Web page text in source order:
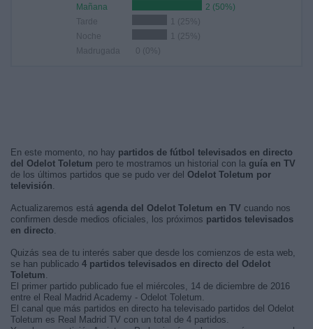
Mañana
2 (50%)
Tarde
1 (25%)
Noche
1 (25%)
Madrugada
0 (0%)
En este momento, no hay partidos de fútbol televisados en directo
del Odelot Toletum pero te mostramos un historial con la guía en TV
de los últimos partidos que se pudo ver del Odelot Toletum por
televisión.
Actualizaremos está agenda del Odelot Toletum en TV cuando nos
confirmen desde medios oficiales, los próximos partidos televisados
en directo.
Quizás sea de tu interés saber que desde los comienzos de esta web,
se han publicado 4 partidos televisados en directo del Odelot
Toletum.
El primer partido publicado fue el miércoles, 14 de diciembre de 2016
entre el Real Madrid Academy - Odelot Toletum.
El canal que más partidos en directo ha televisado partidos del Odelot
Toletum es Real Madrid TV con un total de 4 partidos.